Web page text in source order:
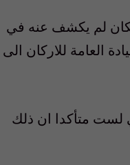
لم يكشف عنه في
العامة للاركان الى
لست متأكدا ان ذلك